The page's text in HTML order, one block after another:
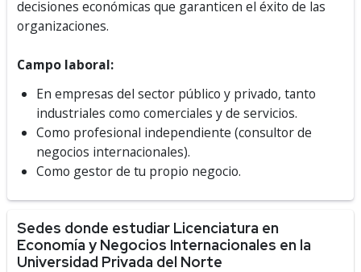
decisiones económicas que garanticen el éxito de las
organizaciones.
Campo laboral:
En empresas del sector público y privado, tanto
industriales como comerciales y de servicios.
Como profesional independiente (consultor de
negocios internacionales).
Como gestor de tu propio negocio.
Sedes donde estudiar Licenciatura en
Economía y Negocios Internacionales en la
Universidad Privada del Norte